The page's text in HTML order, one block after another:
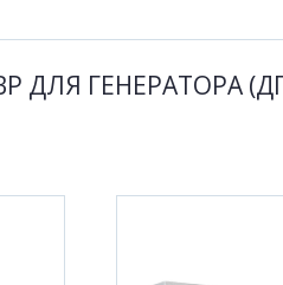
ДЛЯ ГЕНЕРАТОРА